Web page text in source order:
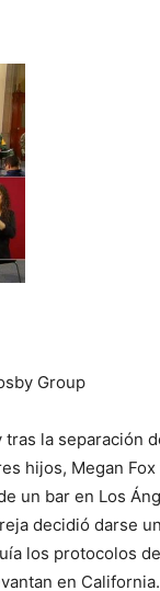
Group
la separación
hijos, Megan
un bar en Los
decidió darse
los protocolos
en California.